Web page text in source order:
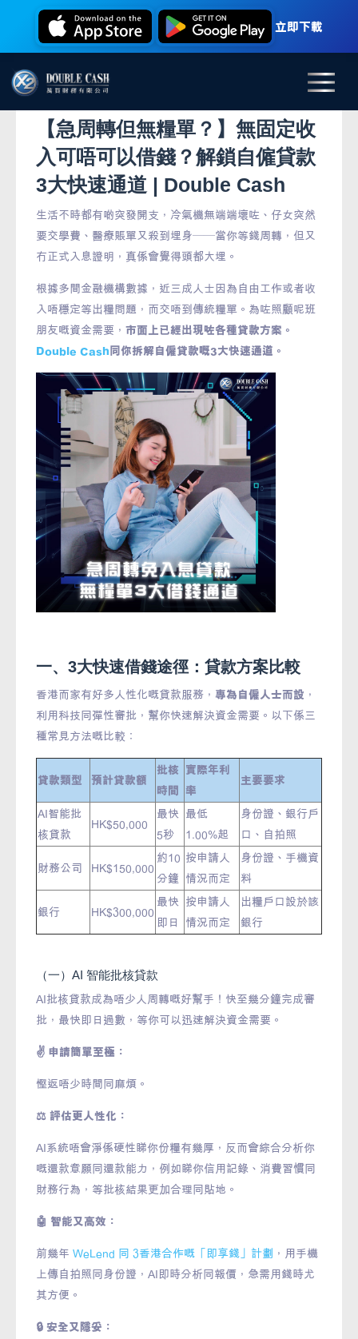
立即下載
【急周轉但無糧單？】無固定收
入可唔可以借錢？解鎖自僱貸款
3大快速通道 | Double Cash
生活不時都有啲突發開支，冷氣機無端端壞咗、仔女突然
要交學費、醫療賬單又殺到埋身——當你等錢周轉，但又
冇正式入息證明，真係會覺得頭都大埋。
根據多間金融機構數據，近三成人士因為自由工作或者收
入唔穩定等出糧問題，而交唔到傳統糧單。為咗照顧呢班
朋友嘅資金需要， 市面上已經出現咗各種貸款方案。
Double Cash 同你拆解自僱貸款嘅3大快速通道。
一、3大快速借錢途徑：貸款方案比較
香港而家有好多人性化嘅貸款服務， 專為自僱人士而設 ，
利用科技同彈性審批，幫你快速解決資金需要。以下係三
種常見方法嘅比較：
貸款類型 預計貸款額
批核
時間
實際年利
率
主要要求
AI智能批
核貸款
HK$50,000
最快
5秒
最低
1.00%起
身份證、銀行戶
口、自拍照
財務公司 HK$150,000
約10
分鐘
按申請人
情況而定
身份證、手機資
料
銀行 HK$300,000
最快
即日
按申請人
情況而定
出糧戶口設於該
銀行
（一）AI 智能批核貸款
AI批核貸款成為唔少人周轉嘅好幫手！快至幾分鐘完成審
批，最快即日過數，等你可以迅速解決資金需要。
✌️ 申請簡單至極：
慳返唔少時間同麻煩。
⚖️ 評估更人性化：
AI系統唔會淨係硬性睇你份糧有幾厚，反而會綜合分析你
嘅還款意願同還款能力，例如睇你信用記錄、消費習慣同
財務行為，等批核結果更加合理同貼地。
🤖 智能又高效：
前幾年 WeLend 同 3香港合作嘅「即享錢」計劃 ，用手機
上傳自拍照同身份證，AI即時分析同報價，急需用錢時尤
其方便。
🔒 安全又隱妥：